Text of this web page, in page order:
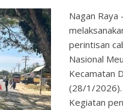
Nagan Raya
perintisan
Nasional
Kecamatan
(28/1/2026).
Kegiatan